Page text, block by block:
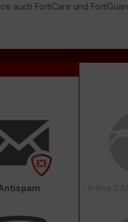
auch FortiCare und